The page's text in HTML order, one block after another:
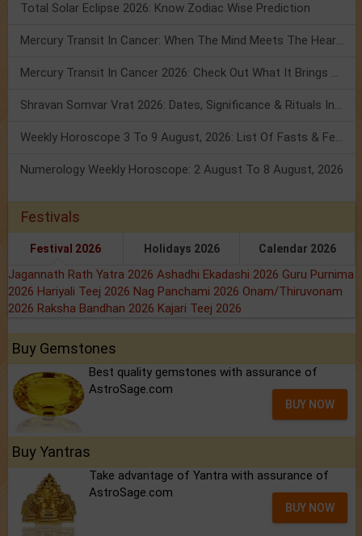
Total Solar Eclipse 2026: Know Zodiac Wise Prediction
Mercury Transit In Cancer: When The Mind Meets The Heart!
Mercury Transit In Cancer 2026: Check Out What It Brings For You
Shravan Somvar Vrat 2026: Dates, Significance & Rituals In August
Weekly Horoscope 3 To 9 August, 2026: List Of Fasts & Festivals
Numerology Weekly Horoscope: 2 August To 8 August, 2026
Festivals
Festival 2026 Holidays 2026 Calendar 2026
Jagannath Rath Yatra 2026 Ashadhi Ekadashi 2026 Guru Purnima
2026 Hariyali Teej 2026 Nag Panchami 2026 Onam/Thiruvonam
2026 Raksha Bandhan 2026 Kajari Teej 2026
Buy Gemstones
Best quality gemstones with assurance of
AstroSage.com
BUY NOW
Buy Yantras
Take advantage of Yantra with assurance of
AstroSage.com
BUY NOW